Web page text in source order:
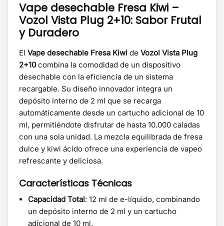
Vape desechable Fresa Kiwi –
Vozol Vista Plug 2+10: Sabor Frutal
y Duradero
El Vape desechable Fresa Kiwi de Vozol Vista Plug
2+10combina la comodidad de un dispositivo
desechable con la eficiencia de un sistema
recargable. Su diseño innovador integra un
depósito interno de 2 ml que se recarga
automáticamente desde un cartucho adicional de 10
ml, permitiéndote disfrutar de hasta 10.000 caladas
con una sola unidad. La mezcla equilibrada de fresa
dulce y kiwi ácido ofrece una experiencia de vapeo
refrescante y deliciosa.
Características Técnicas
Capacidad Total: 12 ml de e-líquido, combinando
un depósito interno de 2 ml y un cartucho
adicional de 10 ml.